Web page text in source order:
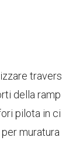
travers
della ramp
pilota in ci
muratura